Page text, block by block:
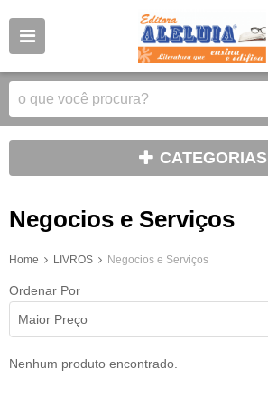
CATEGORIAS
Negocios e Serviços
Home LIVROS Negocios e Serviços
Ordenar Por
Maior Preço
Nenhum produto encontrado.